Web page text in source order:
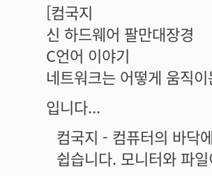
[컴국지
신 하드웨어 팔만대장경
C언어 이야기
네트워크는 어떻게 움직
입니다...
컴국지 - 컴퓨터의 바닥
쉽습니다. 모니터와 파